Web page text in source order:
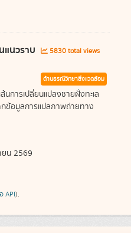
แนวราบ
5830 total views
ด้านธรณีวิทยาสิ่งแวดล้อม
การเปลี่ยนแปลงชายฝั่งทะเล
ข้อมูลการแปลภาพถ่ายทาง
น 2569
API).